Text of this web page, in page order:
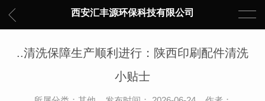
西安汇丰源环保科技有限公司
..清洗保障生产顺利进行：陕西印刷配件清洗
小贴士